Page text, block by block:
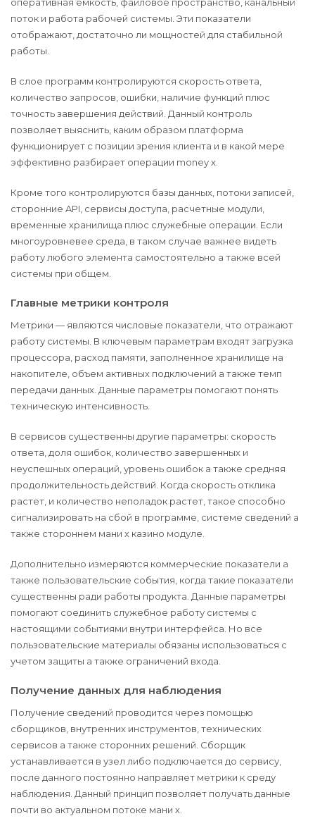
оперативная емкость, файловое пространство, канальный
поток и работа рабочей системы. Эти показатели
отображают, достаточно ли мощностей для стабильной
работы.
В слое программ контролируются скорость ответа,
количество запросов, ошибки, наличие функций плюс
точность завершения действий. Данный контроль
позволяет выяснить, каким образом платформа
функционирует с позиции зрения клиента и в какой мере
эффективно разбирает операции money x.
Кроме того контролируются базы данных, потоки записей,
сторонние API, сервисы доступа, расчетные модули,
временные хранилища плюс служебные операции. Если
многоуровневее среда, в таком случае важнее видеть
работу любого элемента самостоятельно а также всей
системы при общем.
Главные метрики контроля
Метрики — являются числовые показатели, что отражают
работу системы. В ключевым параметрам входят загрузка
процессора, расход памяти, заполненное хранилище на
накопителе, объем активных подключений а также темп
передачи данных. Данные параметры помогают понять
техническую интенсивность.
В сервисов существенны другие параметры: скорость
ответа, доля ошибок, количество завершенных и
неуспешных операций, уровень ошибок а также средняя
продолжительность действий. Когда скорость отклика
растет, и количество неполадок растет, такое способно
сигнализировать на сбой в программе, системе сведений а
также стороннем мани х казино модуле.
Дополнительно измеряются коммерческие показатели а
также пользовательские события, когда такие показатели
существенны ради работы продукта. Данные параметры
помогают соединить служебное работу системы с
настоящими событиями внутри интерфейса. Но все
пользовательские материалы обязаны использоваться с
учетом защиты а также ограничений входа.
Получение данных для наблюдения
Получение сведений проводится через помощью
сборщиков, внутренних инструментов, технических
сервисов а также сторонних решений. Сборщик
устанавливается в узел либо подключается до сервису,
после данного постоянно направляет метрики к среду
наблюдения. Данный принцип позволяет получать данные
почти во актуальном потоке мани х.